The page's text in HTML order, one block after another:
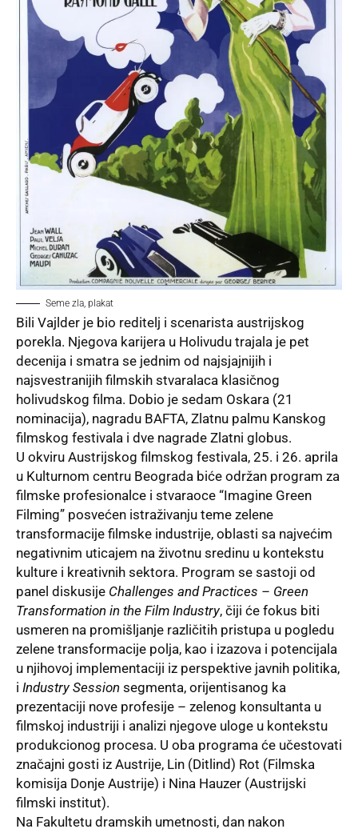
Seme zla, plakat
Bili Vajlder je bio reditelj i scenarista austrijskog
porekla. Njegova karijera u Holivudu trajala je pet
decenija i smatra se jednim od najsjajnijih i
najsvestranijih filmskih stvaralaca klasičnog
holivudskog filma. Dobio je sedam Oskara (21
nominacija), nagradu BAFTA, Zlatnu palmu Kanskog
filmskog festivala i dve nagrade Zlatni globus.
U okviru Austrijskog filmskog festivala, 25. i 26. aprila
u Kulturnom centru Beograda biće održan program za
filmske profesionalce i stvaraoce “Imagine Green
Filming” posvećen istraživanju teme zelene
transformacije filmske industrije, oblasti sa najvećim
negativnim uticajem na životnu sredinu u kontekstu
kulture i kreativnih sektora. Program se sastoji od
panel diskusije Challenges and Practices – Green
Transformation in the Film Industry, čiji će fokus biti
usmeren na promišljanje različitih pristupa u pogledu
zelene transformacije polja, kao i izazova i potencijala
u njihovoj implementaciji iz perspektive javnih politika,
i Industry Session segmenta, orijentisanog ka
prezentaciji nove profesije – zelenog konsultanta u
filmskoj industriji i analizi njegove uloge u kontekstu
produkcionog procesa. U oba programa će učestovati
značajni gosti iz Austrije, Lin (Ditlind) Rot (Filmska
komisija Donje Austrije) i Nina Hauzer (Austrijski
filmski institut).
Na Fakultetu dramskih umetnosti, dan nakon